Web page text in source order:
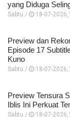
yang Diduga
Sabtu / 18-07-
Preview dan
Episode 17
Kuno
Sabtu / 18-07-
Preview Tensura
Iblis Ini Perkuat
Sabtu / 18-07-